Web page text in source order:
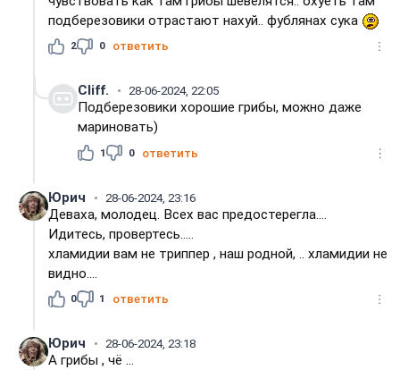
подберезовики отрастают нахуй.. фублянах сука
2 0 ответить
Cliff. 28-06-2024, 22:05
Подберезовики хорошие грибы, можно даже
мариновать)
1 0 ответить
Юрич 28-06-2024, 23:16
Деваха, молодец. Всех вас предостерегла....
Идитесь, провертесь.....
хламидии вам не триппер , наш родной, .. хламидии не
видно....
0 1 ответить
Юрич 28-06-2024, 23:18
А грибы , чё ...